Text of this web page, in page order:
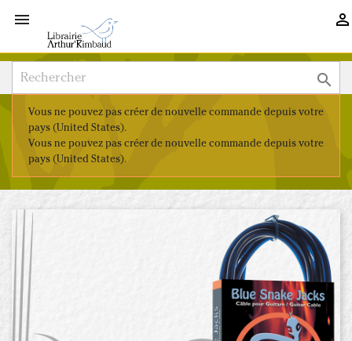
 

Vous ne pouvez pas créer de nouvelle commande depuis votre
pays (United States).
Vous ne pouvez pas créer de nouvelle commande depuis votre
pays (United States).